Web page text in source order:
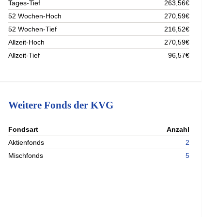
Tages-Tief
263,56€
52 Wochen-Hoch
270,59€
52 Wochen-Tief
216,52€
Allzeit-Hoch
270,59€
Allzeit-Tief
96,57€
Weitere Fonds der KVG
Fondsart
Anzahl
Aktienfonds
2
Mischfonds
5